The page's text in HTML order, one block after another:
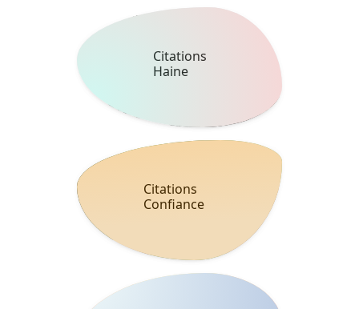
Citations
Haine
Citations
Confiance